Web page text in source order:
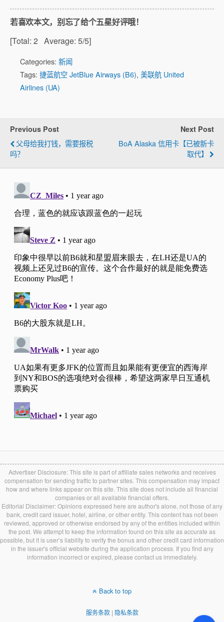
若喜欢本文，别忘了给个五星好评哦！
[Total: 2 Average: 5/5]
Categories: 新闻
Tags: 捷蓝航空 JetBlue Airways (B6), 美联航 United
Airlines (UA)
Previous Post
父母给我打钱，需要报税
吗？
Next Post
BoA Alaska 信用卡【已被新卡
取代】
Advertiser Disclosure: This site is part of affiliate sales networks and receives
compensation for sending traffic to partner sites. This compensation may impact
how and where links appear on this site. This site does not include all financial
companies or all available financial offers.
Editorial Disclaimer: Opinions expressed here are author's alone, not those of any
bank, credit card issuer, hotel, airline, or other entity. This content has not been
reviewed, approved or otherwise endorsed by any of the entities included within
the post. We attempt to keep the information found on this site as accurate as
possible, but it is user’s liability to verify the bonus and other credit card information
in the issuer's official website during the application process. If you find any
information incorrect or expired, please contact us immediately.
Back to top
服务条款| 隐私条款